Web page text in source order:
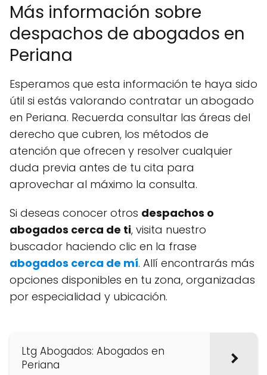
Más información sobre
despachos de abogados en
Periana
Esperamos que esta información te haya sido
útil si estás valorando contratar un abogado
en Periana. Recuerda consultar las áreas del
derecho que cubren, los métodos de
atención que ofrecen y resolver cualquier
duda previa antes de tu cita para
aprovechar al máximo la consulta.
Si deseas conocer otros despachos o
abogados cerca de ti, visita nuestro
buscador haciendo clic en la frase
abogados cerca de mí. Allí encontrarás más
opciones disponibles en tu zona, organizadas
por especialidad y ubicación.
Ltg Abogados: Abogados en
Periana